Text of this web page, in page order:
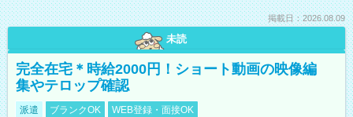
掲載日：2026.08.09
未読
完全在宅＊時給2000円！ショート動画の映像編
集やテロップ確認
派遣 ブランクOK WEB登録・面接OK